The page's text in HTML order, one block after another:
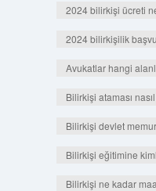
2024 bilirkişi ücreti
2024 bilirkişilik
Avukatlar hangi
Bilirkişi ataması nasıl
Bilirkişi devlet
Bilirkişi eğitimine
Bilirkişi ne kadar